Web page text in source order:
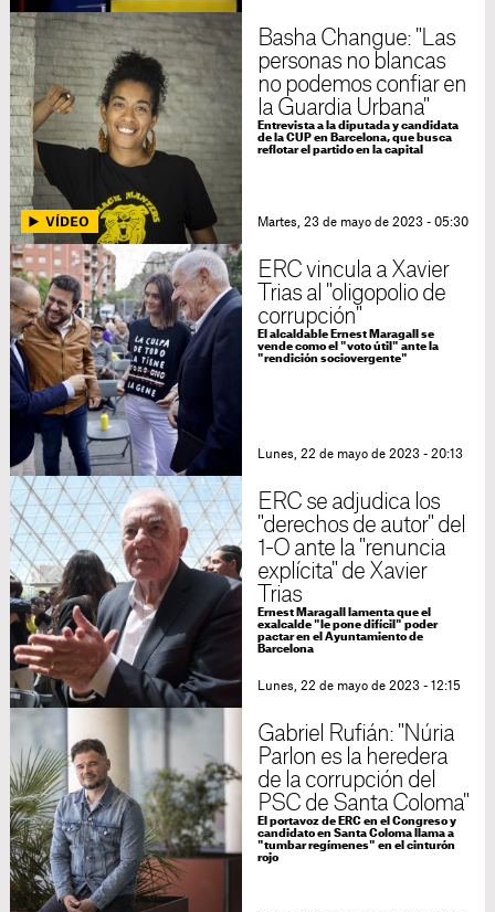
Basha Changue: "Las
personas no blancas
no podemos confiar en
la Guardia Urbana"
Entrevista a la diputada y candidata
de la CUP en Barcelona, que busca
reflotar el partido en la capital
Martes, 23 de mayo de 2023 - 05:30
ERC vincula a Xavier
Trias al "oligopolio de
corrupción"
El alcaldable Ernest Maragall se
vende como el "voto útil" ante la
"rendición sociovergente"
Lunes, 22 de mayo de 2023 - 20:13
ERC se adjudica los
"derechos de autor" del
1-O ante la "renuncia
explícita" de Xavier
Trias
Ernest Maragall lamenta que el
exalcalde "le pone difícil" poder
pactar en el Ayuntamiento de
Barcelona
Lunes, 22 de mayo de 2023 - 12:15
Gabriel Rufián: "Núria
Parlon es la heredera
de la corrupción del
PSC de Santa Coloma"
El portavoz de ERC en el Congreso y
candidato en Santa Coloma llama a
"tumbar regímenes" en el cinturón
rojo